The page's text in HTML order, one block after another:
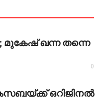
മുകേഷ് ഖന്ന തന്നെ
0
കസബയ്ക്ക് ഒറിജിനല്‍